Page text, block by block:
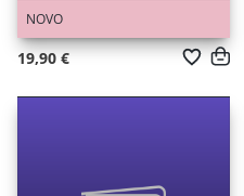
NOVO
19,90 €